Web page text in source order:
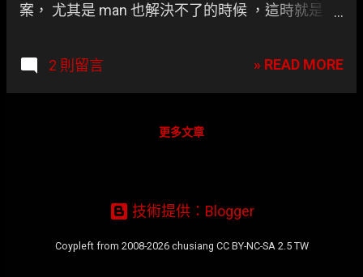
案， 尤其是 man 也解決不了的時候 ，這時就是 純
明就有 Firefox 了為何還要使用純文字瀏覽器？那
裝了，更何況是 Firefox 呢，多個壓箱寶才可以備
些許出入，好在 w3m 有 keymap，補個小小設定
檔就可以立大功了！
2 則留言 » READ MORE
更多文章
技術提供：Blogger
Coypleft from 2008-2026 chusiang CC BY-NC-SA 2.5 TW